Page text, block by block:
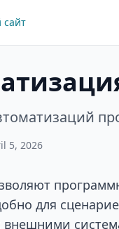
сайт
5, 2026
для
внешними